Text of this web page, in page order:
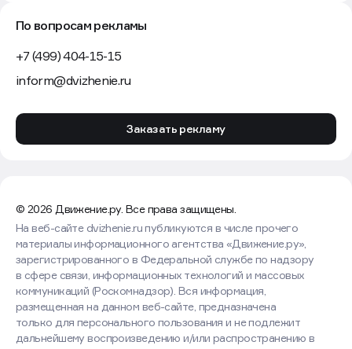
По вопросам рекламы
+7 (499) 404-15-15
inform@dvizhenie.ru
Заказать рекламу
© 2026 Движение.ру. Все права защищены.
На веб-сайте dvizhenie.ru публикуются в числе прочего
материалы информационного агентства «Движение.ру»,
зарегистрированного в Федеральной службе по надзору
в сфере связи, информационных технологий и массовых
коммуникаций (Роскомнадзор). Вся информация,
размещенная на данном веб-сайте, предназначена
только для персонального пользования и не подлежит
дальнейшему воспроизведению и/или распространению в